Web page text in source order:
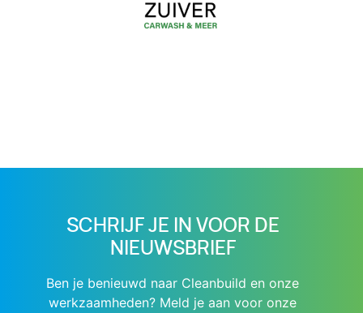
SCHRIJF JE IN VOOR DE
NIEUWSBRIEF
Ben je benieuwd naar Cleanbuild en onze
werkzaamheden? Meld je aan voor onze